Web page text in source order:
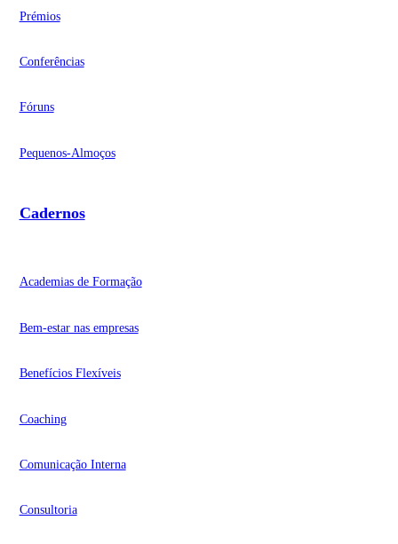
Prémios
Conferências
Fóruns
Pequenos-Almoços
Cadernos
Academias de Formação
Bem-estar nas empresas
Benefícios Flexíveis
Coaching
Comunicação Interna
Consultoria